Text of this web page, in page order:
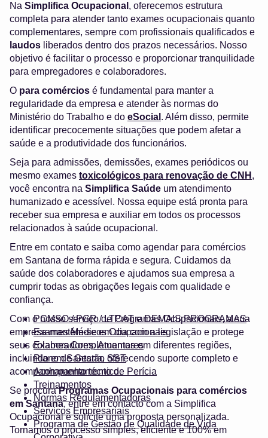
Na Simplifica Ocupacional , oferecemos estrutura
completa para atender tanto exames ocupacionais quanto
complementares, sempre com profissionais qualificados e
laudos liberados dentro dos prazos necessários. Nosso
objetivo é facilitar o processo e proporcionar tranquilidade
para empregadores e colaboradores.
O para comércios é fundamental para manter a
regularidade da empresa e atender às normas do
Ministério do Trabalho e do eSocial . Além disso, permite
identificar precocemente situações que podem afetar a
saúde e a produtividade dos funcionários.
Seja para admissões, demissões, exames periódicos ou
mesmo exames toxicológicos para renovação de CNH ,
você encontra na Simplifica Saúde um atendimento
humanizado e acessível. Nossa equipe está pronta para
receber sua empresa e auxiliar em todos os processos
relacionados à saúde ocupacional.
Entre em contato e saiba como agendar para comércios
em Santana de forma rápida e segura. Cuidamos da
saúde dos colaboradores e ajudamos sua empresa a
cumprir todas as obrigações legais com qualidade e
confiança.
PCMSO / PGR / LTCAT e DEMAIS PROGRAMAS
Exames Médicos Ocupacionais
Exames Complementares
Plano de Gestão SST
Acompanhamento de Perícia
Treinamentos
Normas Regulamentadoras
Serviços Empresariais
Programa de Gestão de Qualidade de Vida
Com o nosso serviço de Programas Ocupacionais, a sua
empresa mantém-se em dia com a legislação e protege
seus colaboradores. Atuamos em diferentes regiões,
incluindo em Santana, oferecendo suporte completo e
acompanhamento técnico.
Se procuraProgramas Ocupacionais para comércios
em Santana, entre em contacto com a Simplifica
Ocupacional e solicite uma proposta personalizada.
Tornamos o processo simples, eficiente e 100% em